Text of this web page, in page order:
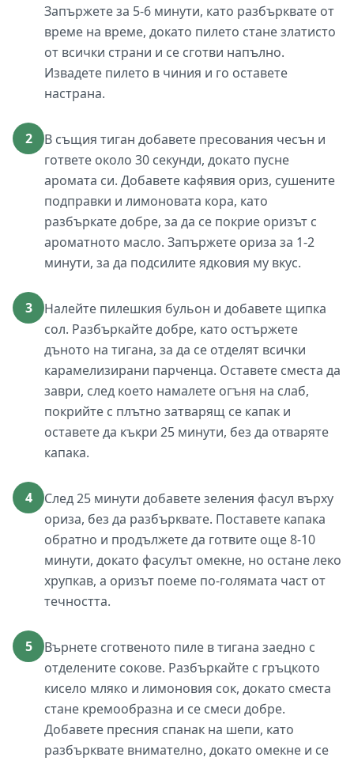
Запържете за 5-6 минути, като разбърквате от
време на време, докато пилето стане златисто
от всички страни и се сготви напълно.
Извадете пилето в чиния и го оставете
настрана.
2
В същия тиган добавете пресования чесън и
гответе около 30 секунди, докато пусне
аромата си. Добавете кафявия ориз, сушените
подправки и лимоновата кора, като
разбъркате добре, за да се покрие оризът с
ароматното масло. Запържете ориза за 1-2
минути, за да подсилите ядковия му вкус.
3
Налейте пилешкия бульон и добавете щипка
сол. Разбъркайте добре, като остържете
дъното на тигана, за да се отделят всички
карамелизирани парченца. Оставете сместа да
заври, след което намалете огъня на слаб,
покрийте с плътно затварящ се капак и
оставете да къкри 25 минути, без да отваряте
капака.
4
След 25 минути добавете зеления фасул върху
ориза, без да разбърквате. Поставете капака
обратно и продължете да готвите още 8-10
минути, докато фасулът омекне, но остане леко
хрупкав, а оризът поеме по-голямата част от
течността.
5
Върнете сготвеното пиле в тигана заедно с
отделените сокове. Разбъркайте с гръцкото
кисело мляко и лимоновия сок, докато сместа
стане кремообразна и се смеси добре.
Добавете пресния спанак на шепи, като
разбърквате внимателно, докато омекне и се